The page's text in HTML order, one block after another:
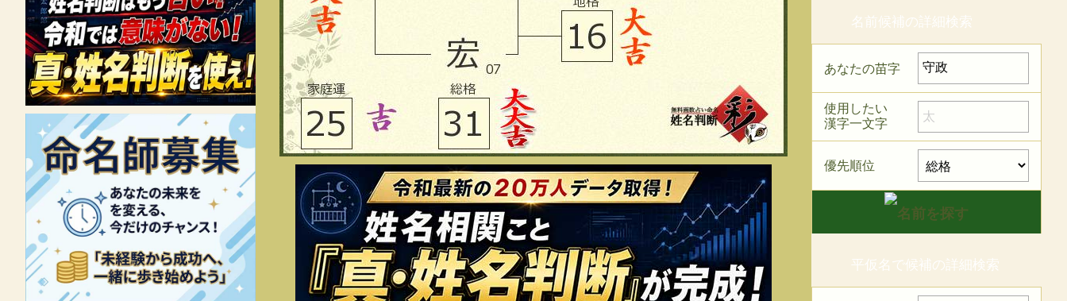
名前候補の詳細検索
あなたの苗字
使用したい
漢字一文字
優先順位
平仮名で候補の詳細検索